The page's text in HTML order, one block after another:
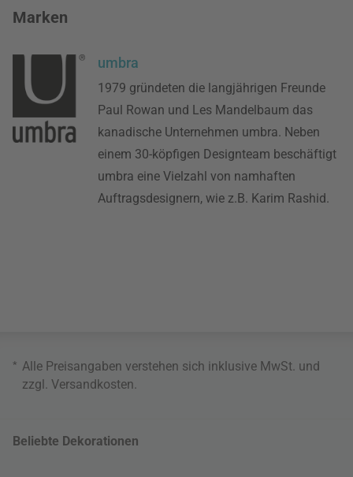
Marken
umbra
1979 gründeten die langjährigen Freunde
Paul Rowan und Les Mandelbaum das
kanadische Unternehmen umbra. Neben
einem 30-köpfigen Designteam beschäftigt
umbra eine Vielzahl von namhaften
Auftragsdesignern, wie z.B. Karim Rashid.
* Alle Preisangaben verstehen sich inklusive MwSt. und
zzgl. Versandkosten
Beliebte Dekorationen